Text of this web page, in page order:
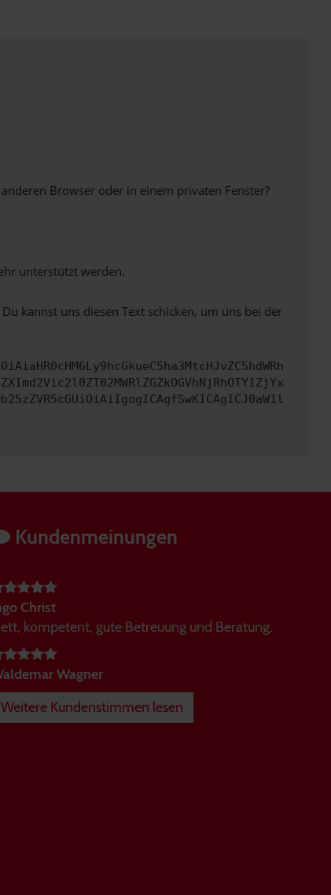
Browser oder in einem privaten Fenster?
unterstützt werden.
kannst uns diesen Text schicken, um uns bei der
Kundenmeinungen
Christ
kompetent, gute Betreuung und Beratung.
Wagner
Weitere Kundenstimmen lesen